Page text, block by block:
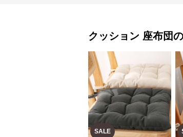
クッション 座布団
SALE